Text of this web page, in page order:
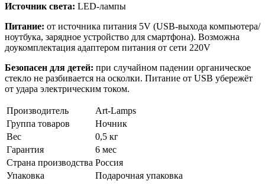
Источник света: LED-лампы
Питание: от источника питания 5V (USB-выхода компьютера/
ноутбука, зарядное устройство для смартфона). Возможна
доукомплектация адаптером питания от сети 220V
Безопасен для детей: при случайном падении органическое
стекло не разбивается на осколки. Питание от USB убережёт
от удара электрическим током.
Производитель
Art-Lamps
Группа товаров
Ночник
Вес
0,5 кг
Гарантия
6 мес
Страна производства Россия
Упаковка
Подарочная упаковка